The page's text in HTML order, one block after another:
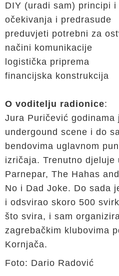
DIY (uradi sam) principi
očekivanja i predrasude
preduvjeti potrebni za
načini komunikacije
logistička priprema
financijska konstrukcija
O voditelju radionice:
Jura Puričević godinama
undergound scene i do
bendovima uglavnom
izričaja. Trenutno djeluje
Parnepar, The Hahas
No i Dad Joke. Do sada
i odsvirao skoro 500
što svira, i sam
zagrebačkim klubovima
Kornjača.
Foto: Dario Radović